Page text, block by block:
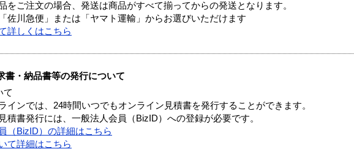
をご注文の場合、発送は商品がすべて揃ってからの発送となります。
佐川急便」または「ヤマト運輸」からお選びいただけます
詳しくはこちら
書・納品書等の発行について
て
インでは、24時間いつでもオンライン見積書を発行することができます。
積書発行には、一般法人会員（BizID）への登録が必要です。
（BizID）の詳細はこちら
て詳細はこちら